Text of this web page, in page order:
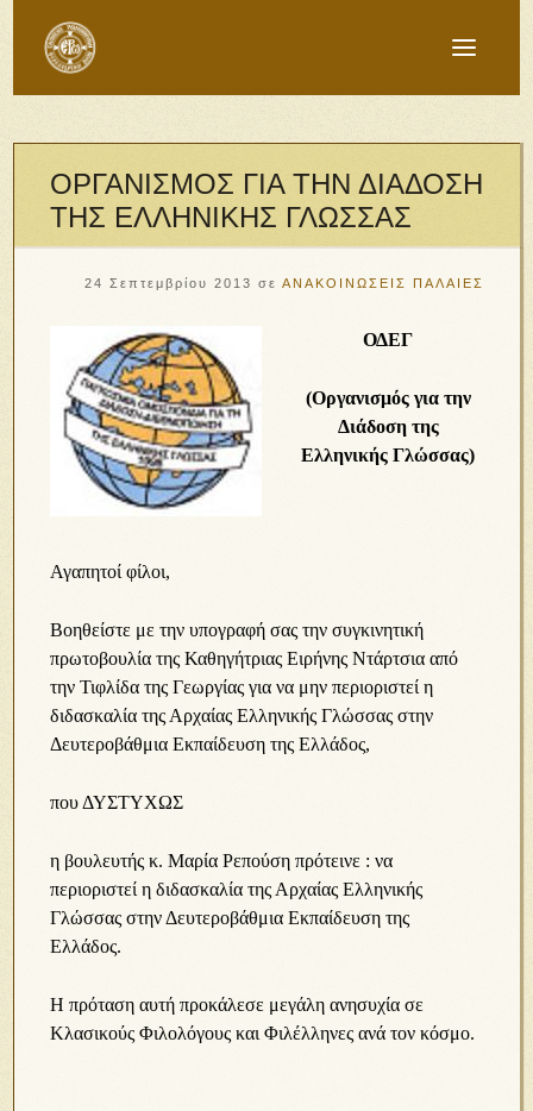
ΟΡΓΑΝΙΣΜΟΣ ΓΙΑ ΤΗΝ ΔΙΑΔΟΣΗ
ΤΗΣ ΕΛΛΗΝΙΚΗΣ ΓΛΩΣΣΑΣ
24 Σεπτεμβρίου 2013 σε ΑΝΑΚΟΙΝΩΣΕΙΣ ΠΑΛΑΙΕΣ
ΟΔΕΓ
(Οργανισμός για την
Διάδοση της
Ελληνικής Γλώσσας)
Αγαπητοί φίλοι,
Βοηθείστε με την υπογραφή σας την συγκινητική
πρωτοβουλία της Καθηγήτριας Ειρήνης Ντάρτσια από
την Τιφλίδα της Γεωργίας για να μην περιοριστεί η
διδασκαλία της Αρχαίας Ελληνικής Γλώσσας στην
Δευτεροβάθμια Εκπαίδευση της Ελλάδος,
που ΔΥΣΤΥΧΩΣ
η βουλευτής κ. Μαρία Ρεπούση πρότεινε : να
περιοριστεί η διδασκαλία της Αρχαίας Ελληνικής
Γλώσσας στην Δευτεροβάθμια Εκπαίδευση της
Ελλάδος.
Η πρόταση αυτή προκάλεσε μεγάλη ανησυχία σε
Κλασικούς Φιλολόγους και Φιλέλληνες ανά τον κόσμο.